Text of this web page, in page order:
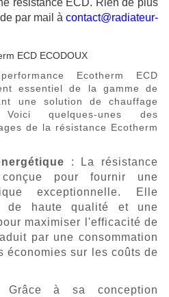
résistance ECD. Rien de plus
par mail à contact@radiateur-
nce Ecotherm ECD
essentiel de la gamme de
une solution de chauffage
quelques-unes des
de la résistance Ecotherm
: La résistance
pour fournir une
exceptionnelle. Elle
de haute qualité et une
maximiser l'efficacité de
par une consommation
économies sur les coûts de
Grâce à sa conception